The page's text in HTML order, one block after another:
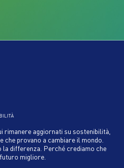
rimanere aggiornati su sostenibilità,
che provano a cambiare il mondo.
differenza. Perché crediamo che
migliore.